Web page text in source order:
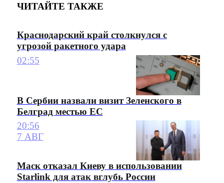
ЧИТАЙТЕ ТАКЖЕ
Краснодарский край столкнулся с
угрозой ракетного удара
02:55
В Сербии назвали визит Зеленского в
Белград местью ЕС
20:56
7 АВГ
Маск отказал Киеву в использовании
Starlink для атак вглубь России